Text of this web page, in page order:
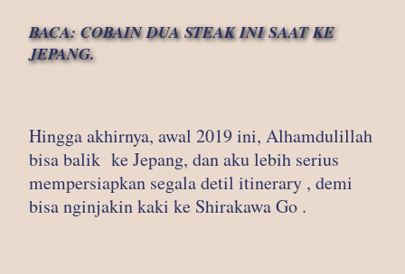
BACA:COBAIN DUA STEAK INI SAAT KE
JEPANG.
Hingga akhirnya, awal 2019 ini, Alhamdulillah
bisa balik ke Jepang, dan aku lebih serius
mempersiapkan segala detil itinerary , demi
bisa nginjakin kaki ke Shirakawa Go .